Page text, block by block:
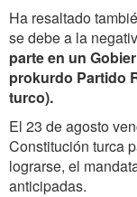
Ha resaltado
se debe a la
parte en un
prokurdo Partido
turco).
El 23 de agosto
Constitución turca
lograrse, el
anticipadas.